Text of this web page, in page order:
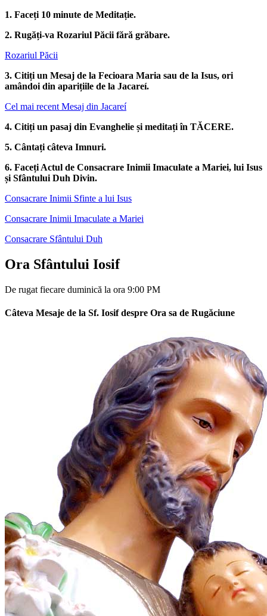
1. Faceți 10 minute de Meditație.
2. Rugăți-va Rozariul Păcii fără grăbare.
Rozariul Păcii
3. Citiți un Mesaj de la Fecioara Maria sau de la Isus, ori
amândoi din aparițiile de la Jacareí.
Cel mai recent Mesaj din Jacareí
4. Citiți un pasaj din Evanghelie și meditați în TĂCERE.
5. Cântați câteva Imnuri.
6. Faceți Actul de Consacrare Inimii Imaculate a Mariei, lui Isus
și Sfântului Duh Divin.
Consacrare Inimii Sfinte a lui Isus
Consacrare Inimii Imaculate a Mariei
Consacrare Sfântului Duh
Ora Sfântului Iosif
De rugat fiecare duminică la ora 9:00 PM
Câteva Mesaje de la Sf. Iosif despre Ora sa de Rugăciune